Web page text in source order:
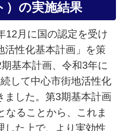
）の実施結果
12月に国の認定を受け
活性化基本計画」を策
基本計画、令和3年に
して中心市街地活性化
ました。第3期基本計画
なることから、これま
した上で、より実効性